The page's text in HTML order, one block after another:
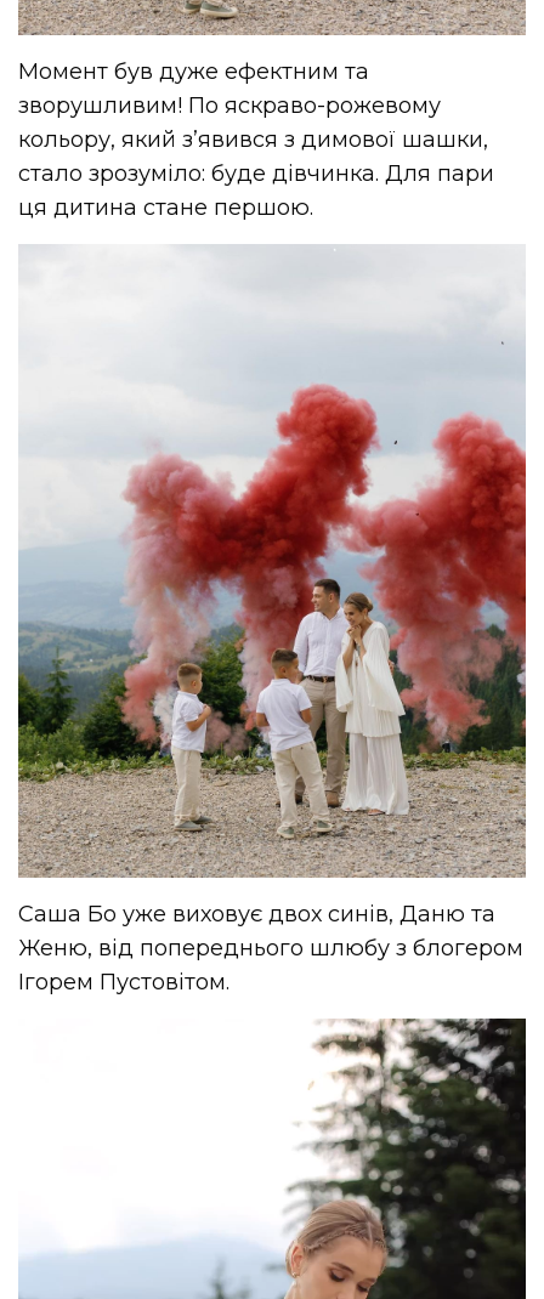
Момент був дуже ефектним та
зворушливим! По яскраво-рожевому
кольору, який з’явився з димової шашки,
стало зрозуміло: буде дівчинка. Для пари
ця дитина стане першою.
Саша Бо уже виховує двох синів, Даню та
Женю, від попереднього шлюбу з блогером
Ігорем Пустовітом.